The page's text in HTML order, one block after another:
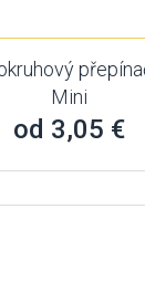
Mini
od 3,05 €